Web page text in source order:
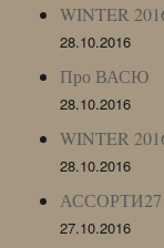
WINTER
28.10.2016
Про ВАСЮ
28.10.2016
WINTER
28.10.2016
27.10.2016